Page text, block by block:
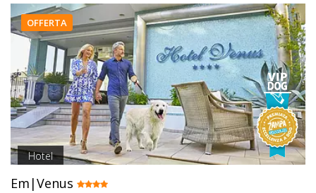
OFFERTA
Hotel
Em|Venus